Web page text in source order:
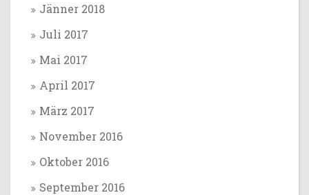
Jänner 2018
Juli 2017
Mai 2017
April 2017
März 2017
November 2016
Oktober 2016
September 2016